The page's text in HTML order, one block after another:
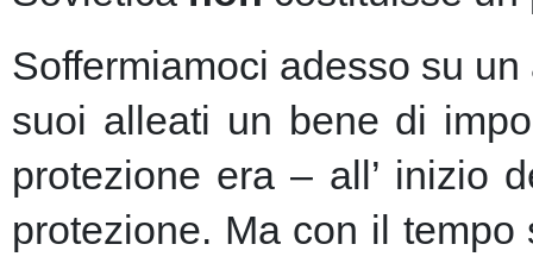
Soffermiamoci adesso su
suoi alleati un bene di
protezione era – all’ inizio
protezione. Ma con il tempo